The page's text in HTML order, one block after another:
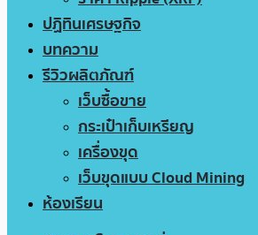
ปฏิทินเศรษฐกิจ
บทความ
รีวิวผลิตภัณฑ์
เว็บซื้อขาย
กระเป๋าเก็บเหรียญ
เครื่องขุด
เว็บขุดแบบ Cloud Mining
ห้องเรียน